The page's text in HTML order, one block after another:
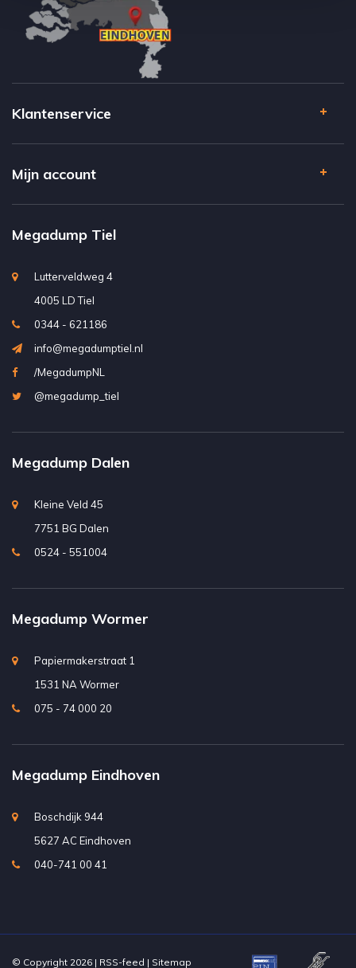
Klantenservice
Mijn account
Megadump Tiel
Lutterveldweg 4
4005 LD Tiel
0344 - 621186
info@megadumptiel.nl
/MegadumpNL
@megadump_tiel
Megadump Dalen
Kleine Veld 45
7751 BG Dalen
0524 - 551004
Megadump Wormer
Papiermakerstraat 1
1531 NA Wormer
075 - 74 000 20
Megadump Eindhoven
Boschdijk 944
5627 AC Eindhoven
040-741 00 41
© Copyright 2026 | RSS-feed | Sitemap